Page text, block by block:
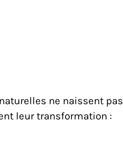
ne naissent pas
leur transformation :